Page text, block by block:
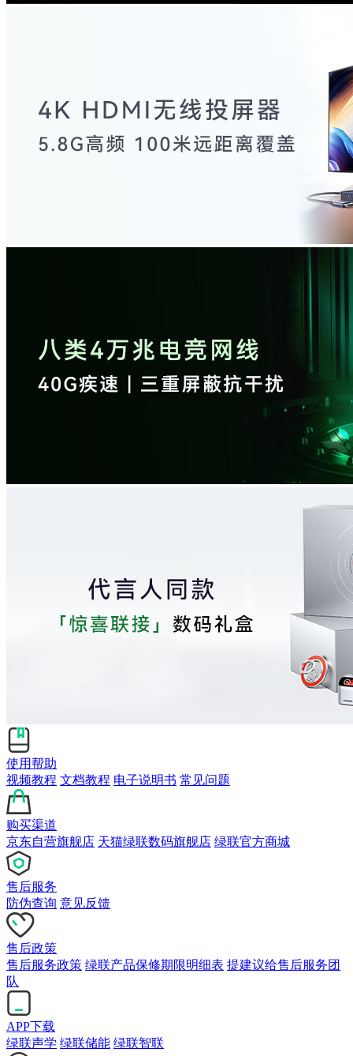
使用帮助
视频教程 文档教程 电子说明书 常见问题
购买渠道
京东自营旗舰店 天猫绿联数码旗舰店 绿联官方商城
售后服务
防伪查询 意见反馈
售后政策
售后服务政策 绿联产品保修期限明细表 提建议给售后服务团
队
APP下载
绿联声学 绿联储能 绿联智联